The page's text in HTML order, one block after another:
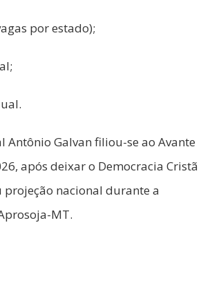
por estado);
Galvan filiou-se ao Avante
após deixar o Democracia Cristã
projeção nacional durante a
MT.